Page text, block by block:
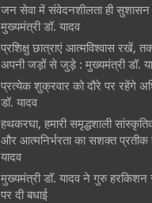
जन सेवा में संवेदनशीलता ही सुशासन
मुख्यमंत्री डॉ. यादव
प्रशिक्षु छात्राएं आत्मविश्वास रखें,
अपनी जड़ों से जुड़े : मुख्यमंत्री डॉ.
प्रत्येक शुक्रवार को दौरे पर रहेंगे
डॉ. यादव
हथकरघा, हमारी समृद्धशाली
और आत्मनिर्भरता का सशक्त प्रतीक
यादव
मुख्यमंत्री डॉ. यादव ने गुरु हरकिशन
पर दी बधाई